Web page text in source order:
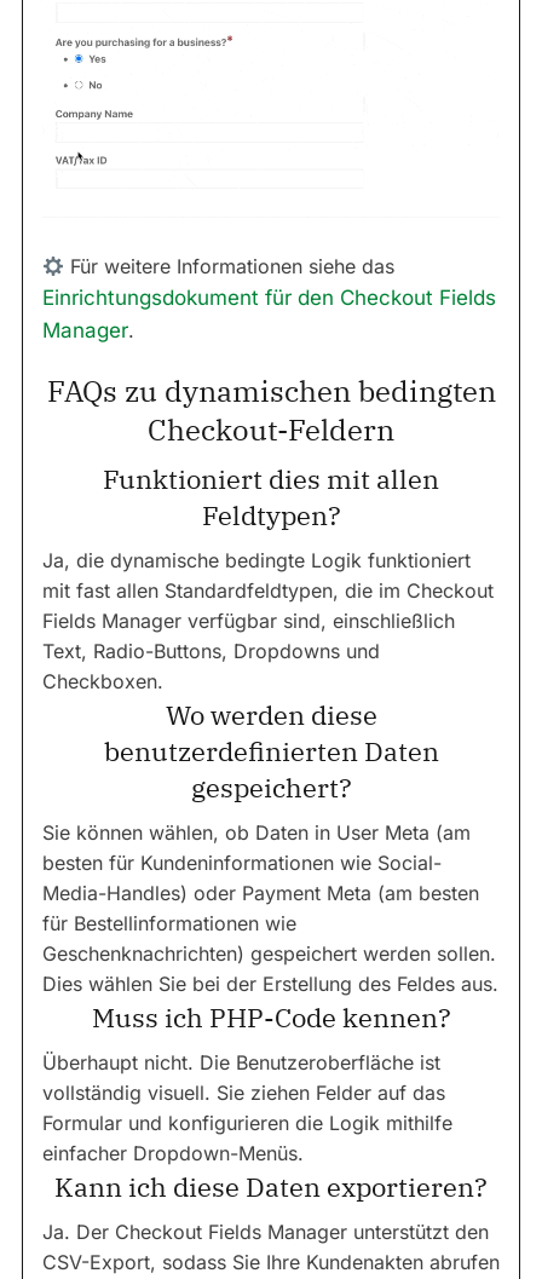
Für weitere Informationen siehe das
Einrichtungsdokument für den Checkout Fields
Manager.
FAQs zu dynamischen bedingten
Checkout-Feldern
Funktioniert dies mit allen
Feldtypen?
Ja, die dynamische bedingte Logik funktioniert
mit fast allen Standardfeldtypen, die im Checkout
Fields Manager verfügbar sind, einschließlich
Text, Radio-Buttons, Dropdowns und
Checkboxen.
Wo werden diese
benutzerdefinierten Daten
gespeichert?
Sie können wählen, ob Daten in User Meta (am
besten für Kundeninformationen wie Social-
Media-Handles) oder Payment Meta (am besten
für Bestellinformationen wie
Geschenknachrichten) gespeichert werden sollen.
Dies wählen Sie bei der Erstellung des Feldes aus.
Muss ich PHP-Code kennen?
Überhaupt nicht. Die Benutzeroberfläche ist
vollständig visuell. Sie ziehen Felder auf das
Formular und konfigurieren die Logik mithilfe
einfacher Dropdown-Menüs.
Kann ich diese Daten exportieren?
Ja. Der Checkout Fields Manager unterstützt den
CSV-Export, sodass Sie Ihre Kundenakten abrufen